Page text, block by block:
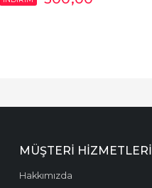
MÜŞTERI HIZMETLERI
Hakkımızda